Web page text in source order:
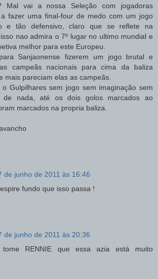
Mal vai a nossa Seleção com jogadoras
fazer uma final-four de medo com um jogo
e tão defensivo, claro que se reflete na
nao admira o 7º lugar no ultimo mundial e
melhor para este Europeu.
Sanjaonense fizerem um jogo brutal e
campeãs nacionais para cima da baliza
mais pareciam elas as campeãs.
Gulpilhares sem jogo sem imaginação sem
de nada, até os dois golos marcados ao
marcados na propria baliza.
de junho de 2011 às 16:46
fundo que isso passa !
de junho de 2011 às 20:36
RENNIE que essa azia está muito